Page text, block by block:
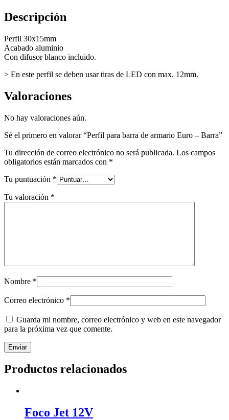
Barra
cantidad
Descripción
Perfil 30x15mm
Acabado aluminio
Con difusor blanco incluido.
> En este perfil se deben usar tiras de LED con max. 12mm.
Valoraciones
No hay valoraciones aún.
Sé el primero en valorar “Perfil para barra de armario Euro – Barra”
Tu dirección de correo electrónico no será publicada. Los campos
obligatorios están marcados con *
Tu puntuación *
Tu valoración *
Nombre *
Correo electrónico *
Guarda mi nombre, correo electrónico y web en este navegador
para la próxima vez que comente.
Productos relacionados
Foco Jet 12V